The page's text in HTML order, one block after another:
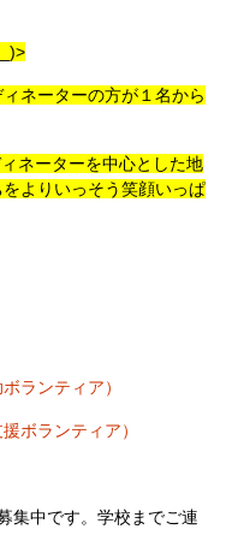
ネーターの方が１名から
ネーターを中心とした地
よりいっそう笑顔いっぱ
ランティア）
ボランティア）
集中です。学校までご連